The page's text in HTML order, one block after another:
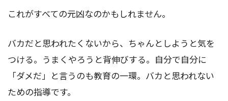
これがすべての元凶なのかもしれません。
バカだと思われたくないから、ちゃんとしようと気を
つける。うまくやろうと背伸びする。自分で自分に
「ダメだ」と言うのも教育の一環。バカと思われない
ための指導です。